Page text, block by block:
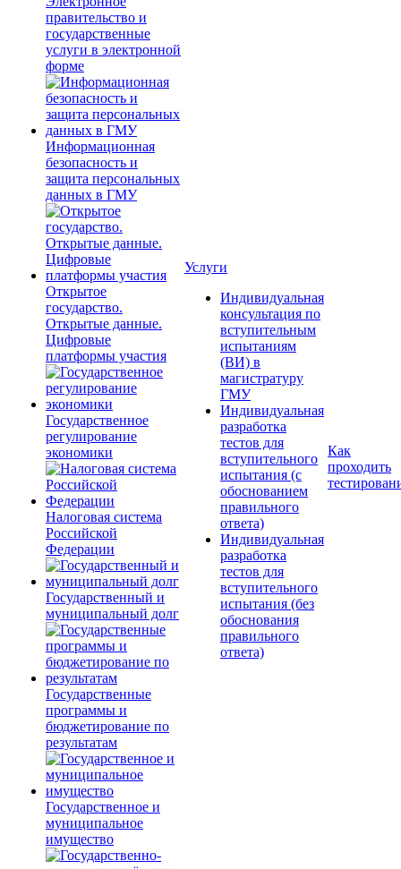
правительство и
государственные
услуги в электронной
форме
Информационная
безопасность и
защита персональных
данных в ГМУ
Открытое
государство.
Открытые данные.
Цифровые
платформы участия
Государственное
регулирование
экономики
Налоговая система
Российской
Федерации
Государственный и
муниципальный долг
Государственные
программы и
бюджетирование по
результатам
Государственное и
муниципальное
имущество
Услуги
Индивидуальная
консультация по
вступительным
испытаниям
(ВИ) в
магистратуру
ГМУ
Индивидуальная
разработка
тестов для
вступительного
испытания (с
обоснованием
правильного
ответа)
Индивидуальная
разработка
тестов для
вступительного
испытания (без
обоснования
правильного
ответа)
Как
проходить